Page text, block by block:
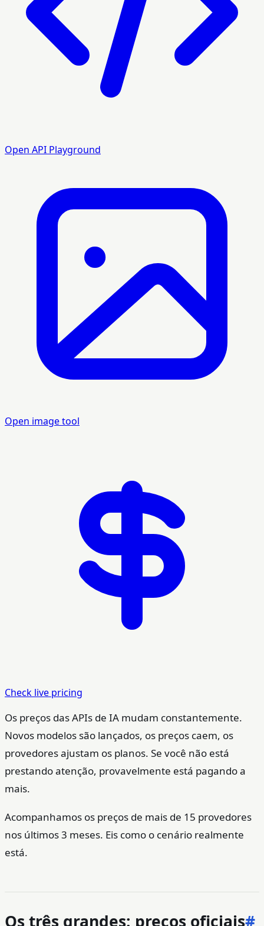
Open API Playground
Open image tool
Check live pricing
Os preços das APIs de IA mudam constantemente.
Novos modelos são lançados, os preços caem, os
provedores ajustam os planos. Se você não está
prestando atenção, provavelmente está pagando a
mais.
Acompanhamos os preços de mais de 15 provedores
nos últimos 3 meses. Eis como o cenário realmente
está.
Os três grandes: preços oficiais#